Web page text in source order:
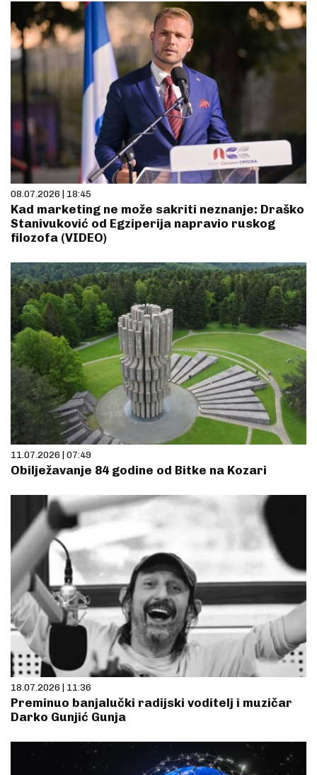
08.07.2026 | 18:45
Kad marketing ne može sakriti neznanje: Draško
Stanivuković od Egziperija napravio ruskog
filozofa (VIDEO)
11.07.2026 | 07:49
Obilježavanje 84 godine od Bitke na Kozari
18.07.2026 | 11:36
Preminuo banjalučki radijski voditelj i muzičar
Darko Gunjić Gunja